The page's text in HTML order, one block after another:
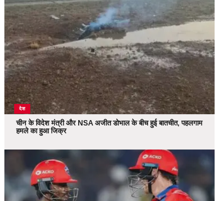
देश
चीन के विदेश मंत्री और NSA अजीत डोभाल के बीच हुई बातचीत, पहलगाम
हमले का हुआ जिक्र